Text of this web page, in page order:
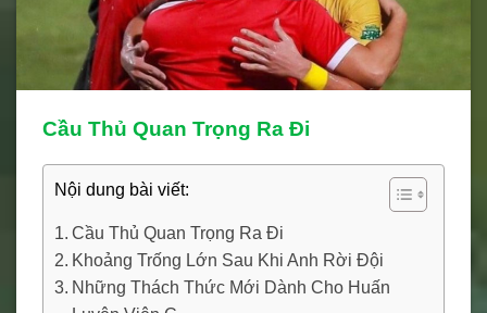
Cầu Thủ Quan Trọng Ra Đi
Nội dung bài viết:
Cầu Thủ Quan Trọng Ra Đi
Khoảng Trống Lớn Sau Khi Anh Rời Đội
Những Thách Thức Mới Dành Cho Huấn